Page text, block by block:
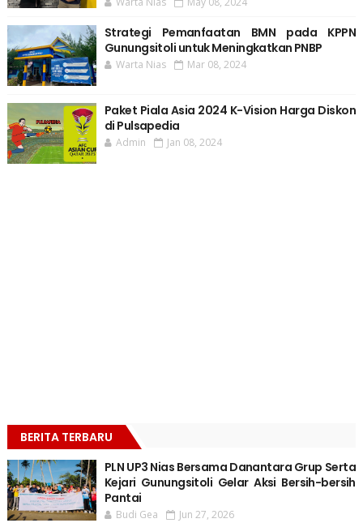
Strategi Pemanfaatan BMN pada KPPN
Gunungsitoli untuk Meningkatkan PNBP
Warta Nias Mar 08, 2024
Paket Piala Asia 2024 K-Vision Harga Diskon
di Pulsapedia
Admin Jan 08, 2024
BERITA TERBARU
PLN UP3 Nias Bersama Danantara Grup Serta
Kejari Gunungsitoli Gelar Aksi Bersih-bersih
Pantai
Budi Gea Jun 27, 2026